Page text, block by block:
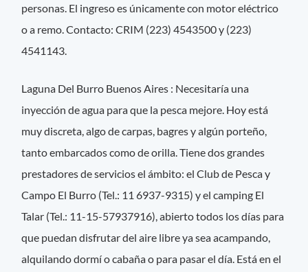
personas. El ingreso es únicamente con motor eléctrico
o a remo. Contacto: CRIM (223) 4543500 y (223)
4541143.
Laguna Del Burro Buenos Aires : Necesitaría una
inyección de agua para que la pesca mejore. Hoy está
muy discreta, algo de carpas, bagres y algún porteño,
tanto embarcados como de orilla. Tiene dos grandes
prestadores de servicios el ámbito: el Club de Pesca y
Campo El Burro (Tel.: 11 6937-9315) y el camping El
Talar (Tel.: 11-15-57937916), abierto todos los días para
que puedan disfrutar del aire libre ya sea acampando,
alquilando dormí o cabaña o para pasar el día. Está en el